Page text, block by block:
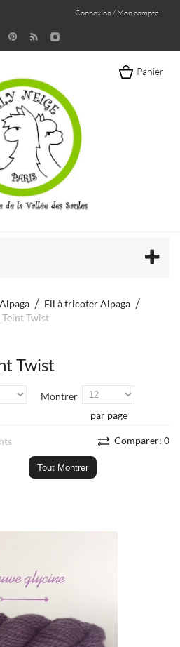
Connexion / Mon compte
Panier
Alpaga
Fil à tricoter Alpaga
Teint Twist
Twist
Montrer
par page
Comparer: 0
Tout Montrer